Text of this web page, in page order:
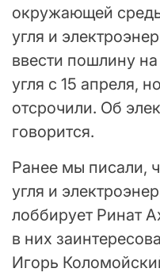
окружающей
угля и
ввести пошлину
угля с 15 апреля,
отсрочили. Об
говорится.
Ранее мы писали,
угля и
лоббирует Ринат
в них
Игорь